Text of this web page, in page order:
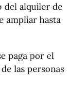
del alquiler de
ampliar hasta
paga por el
las personas